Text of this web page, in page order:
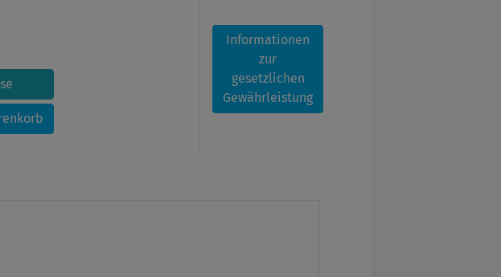
Informationen
zur
gesetzlichen
Gewährleistung